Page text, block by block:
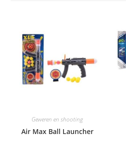
Geweren en shooting
Air Max Ball Launcher